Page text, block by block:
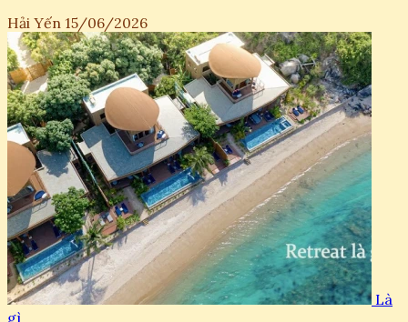
Hải Yến 15/06/2026
Là
gì